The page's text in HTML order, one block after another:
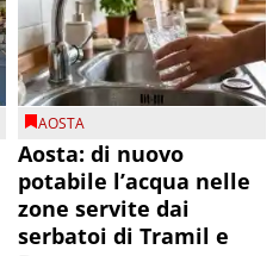
AOSTA
Aosta: di nuovo
potabile l’acqua nelle
zone servite dai
serbatoi di Tramil e